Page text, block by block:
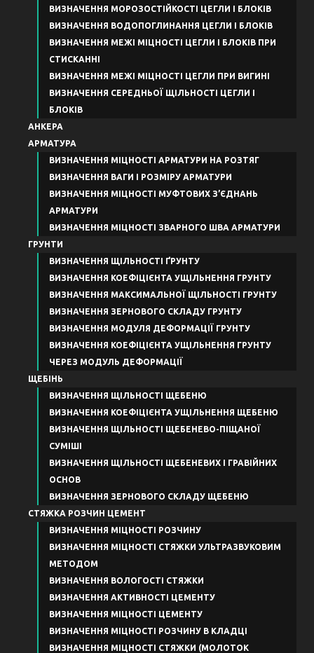
ВИЗНАЧЕННЯ МОРОЗОСТІЙКОСТІ ЦЕГЛИ І БЛОКІВ
ВИЗНАЧЕННЯ ВОДОПОГЛИНАННЯ ЦЕГЛИ І БЛОКІВ
ВИЗНАЧЕННЯ МЕЖІ МІЦНОСТІ ЦЕГЛИ І БЛОКІВ ПРИ
СТИСКАННІ
ВИЗНАЧЕННЯ МЕЖІ МІЦНОСТІ ЦЕГЛИ ПРИ ВИГИНІ
ВИЗНАЧЕННЯ СЕРЕДНЬОЇ ЩІЛЬНОСТІ ЦЕГЛИ І
БЛОКІВ
АНКЕРА
АРМАТУРА
ВИЗНАЧЕННЯ МІЦНОСТІ АРМАТУРИ НА РОЗТЯГ
ВИЗНАЧЕННЯ ВАГИ І РОЗМІРУ АРМАТУРИ
ВИЗНАЧЕННЯ МІЦНОСТІ МУФТОВИХ З’ЄДНАНЬ
АРМАТУРИ
ВИЗНАЧЕННЯ МІЦНОСТІ ЗВАРНОГО ШВА АРМАТУРИ
ГРУНТИ
ВИЗНАЧЕННЯ ЩІЛЬНОСТІ ҐРУНТУ
ВИЗНАЧЕННЯ КОЕФІЦІЄНТА УЩІЛЬНЕННЯ ГРУНТУ
ВИЗНАЧЕННЯ МАКСИМАЛЬНОЇ ЩІЛЬНОСТІ ГРУНТУ
ВИЗНАЧЕННЯ ЗЕРНОВОГО СКЛАДУ ГРУНТУ
ВИЗНАЧЕННЯ МОДУЛЯ ДЕФОРМАЦІЇ ГРУНТУ
ВИЗНАЧЕННЯ КОЕФІЦІЄНТА УЩІЛЬНЕННЯ ГРУНТУ
ЧЕРЕЗ МОДУЛЬ ДЕФОРМАЦІЇ
ЩЕБІНЬ
ВИЗНАЧЕННЯ ЩІЛЬНОСТІ ЩЕБЕНЮ
ВИЗНАЧЕННЯ КОЕФІЦІЄНТА УЩІЛЬНЕННЯ ЩЕБЕНЮ
ВИЗНАЧЕННЯ ЩІЛЬНОСТІ ЩЕБЕНЕВО-ПІЩАНОЇ
СУМІШІ
ВИЗНАЧЕННЯ ЩІЛЬНОСТІ ЩЕБЕНЕВИХ І ГРАВІЙНИХ
ОСНОВ
ВИЗНАЧЕННЯ ЗЕРНОВОГО СКЛАДУ ЩЕБЕНЮ
СТЯЖКА РОЗЧИН ЦЕМЕНТ
ВИЗНАЧЕННЯ МІЦНОСТІ РОЗЧИНУ
ВИЗНАЧЕННЯ МІЦНОСТІ СТЯЖКИ УЛЬТРАЗВУКОВИМ
МЕТОДОМ
ВИЗНАЧЕННЯ ВОЛОГОСТІ СТЯЖКИ
ВИЗНАЧЕННЯ АКТИВНОСТІ ЦЕМЕНТУ
ВИЗНАЧЕННЯ МІЦНОСТІ ЦЕМЕНТУ
ВИЗНАЧЕННЯ МІЦНОСТІ РОЗЧИНУ В КЛАДЦІ
ВИЗНАЧЕННЯ МІЦНОСТІ СТЯЖКИ (МОЛОТОК